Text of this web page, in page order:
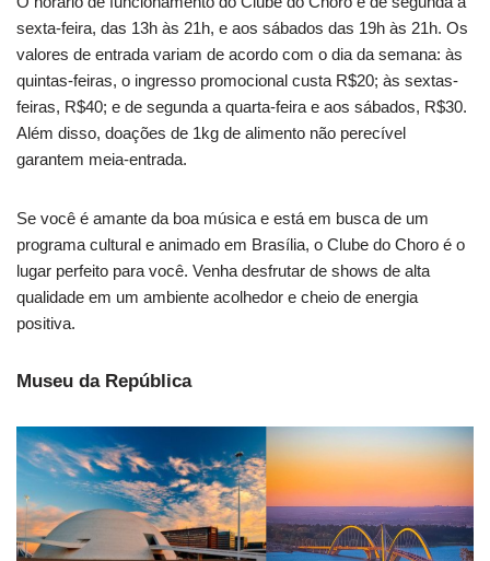
sexta-feira, das 13h às 21h, e aos sábados das 19h às 21h. Os
valores de entrada variam de acordo com o dia da semana: às
quintas-feiras, o ingresso promocional custa R$20; às sextas-
feiras, R$40; e de segunda a quarta-feira e aos sábados, R$30.
Além disso, doações de 1kg de alimento não perecível
garantem meia-entrada.
Se você é amante da boa música e está em busca de um
programa cultural e animado em Brasília, o Clube do Choro é o
lugar perfeito para você. Venha desfrutar de shows de alta
qualidade em um ambiente acolhedor e cheio de energia
positiva.
Museu da República